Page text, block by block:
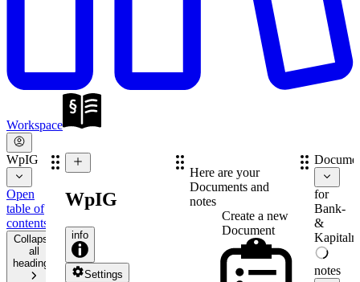
Workspace
WpIG
Open
table of
contents
Collapse
all
headings
WpIG
info
Settings
Here are your
Documents and
notes
Create a new
Document
for
Bank-
&
notes